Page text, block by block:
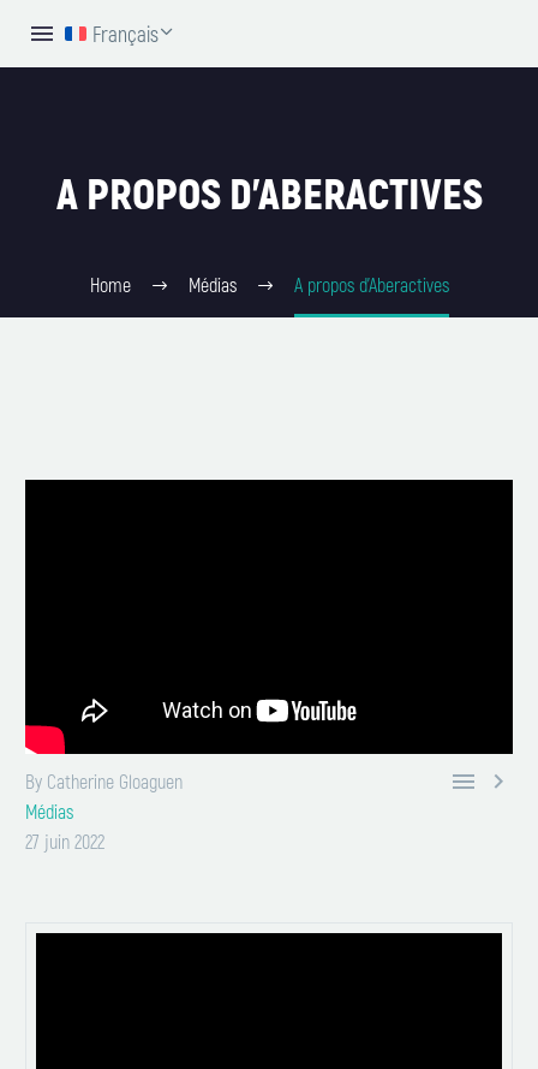
Français
A PROPOS D’ABERACTIVES
Home Médias A propos d’Aberactives
 
By Catherine Gloaguen
Médias
27 juin 2022